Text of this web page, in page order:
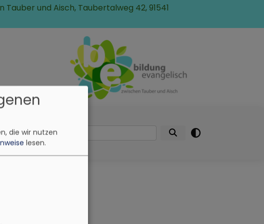
Tauber und Aisch, Taubertalweg 42, 91541
unsSuche
die wir nutzen
lesen.